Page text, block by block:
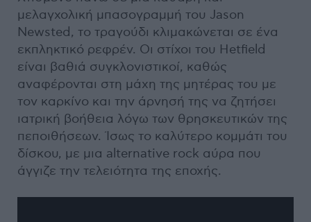
μελαγχολική μπασογραμμή του Jason
Newsted, το τραγούδι κλιμακώνεται σε ένα
εκπληκτικό ρεφρέν. Οι στίχοι του Hetfield
είναι βαθιά συγκλονιστικοί, καθώς
αναφέρονται στη μάχη της μητέρας του με
τον καρκίνο και την άρνησή της να ζητήσει
ιατρική βοήθεια λόγω των θρησκευτικών της
πεποιθήσεων. Ίσως το καλύτερο κομμάτι του
δίσκου, με μια alternative rock αύρα που
άγγιζε την τελειότητα της εποχής.